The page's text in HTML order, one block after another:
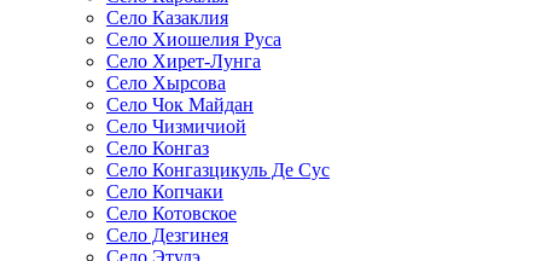
Село Казаклия
Село Хиошелия Руса
Село Хирет-Лунга
Село Хырсова
Село Чок Майдан
Село Чизмичиой
Село Конгаз
Село Конгазцикуль Де Сус
Село Копчаки
Село Котовское
Село Дезгинея
Село Этулэ